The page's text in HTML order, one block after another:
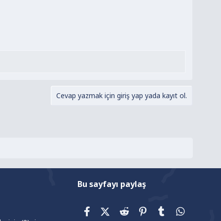
Cevap yazmak için giriş yap yada kayıt ol.
Bu sayfayı paylaş
FacebookX (Twitter)
Reddit Pinterest
Tumblr